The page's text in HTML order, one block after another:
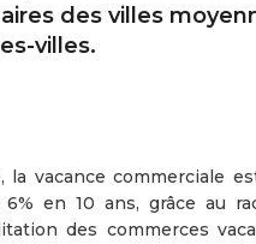
des villes
villes.
la vacance commerciale
6% en 10 ans, grâce au
des commerces